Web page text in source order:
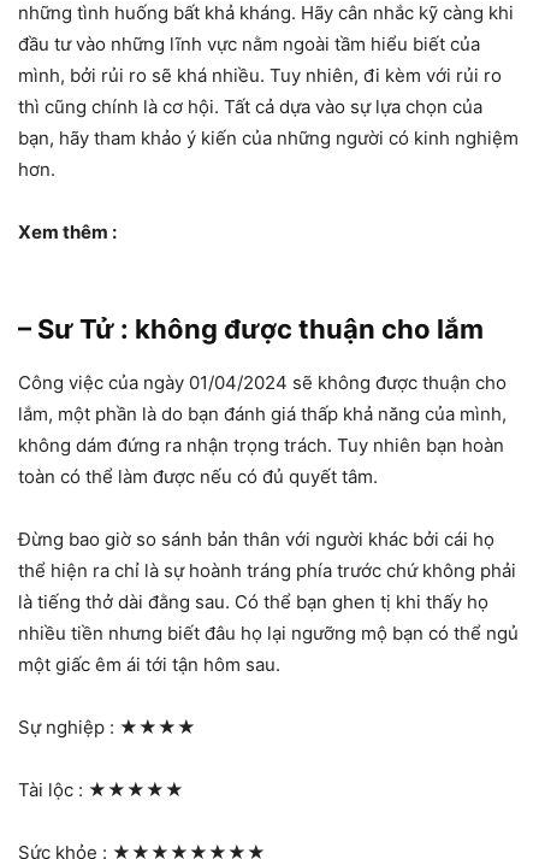
những tình huống bất khả kháng. Hãy cân nhắc kỹ càng khi
đầu tư vào những lĩnh vực nằm ngoài tầm hiểu biết của
mình, bởi rủi ro sẽ khá nhiều. Tuy nhiên, đi kèm với rủi ro
thì cũng chính là cơ hội. Tất cả dựa vào sự lựa chọn của
bạn, hãy tham khảo ý kiến của những người có kinh nghiệm
hơn.
Xem thêm :
– Sư Tử : không được thuận cho lắm
Công việc của ngày 01/04/2024 sẽ không được thuận cho
lắm, một phần là do bạn đánh giá thấp khả năng của mình,
không dám đứng ra nhận trọng trách. Tuy nhiên bạn hoàn
toàn có thể làm được nếu có đủ quyết tâm.
Đừng bao giờ so sánh bản thân với người khác bởi cái họ
thể hiện ra chỉ là sự hoành tráng phía trước chứ không phải
là tiếng thở dài đằng sau. Có thể bạn ghen tị khi thấy họ
nhiều tiền nhưng biết đâu họ lại ngưỡng mộ bạn có thể ngủ
một giấc êm ái tới tận hôm sau.
Sự nghiệp : ★★★★
Tài lộc : ★★★★★
Sức khỏe : ★★★★★★★★